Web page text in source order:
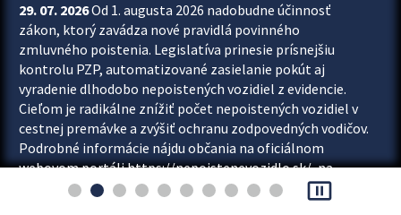
29. 07. 2026Od 1. augusta 2026 nadobudne účinnosť
zákon, ktorý zavádza nové pravidlá povinného
zmluvného poistenia. Legislatíva prinesie prísnejšiu
kontrolu PZP, automatizované zasielanie pokút aj
vyradenie dlhodobo nepoistených vozidiel z evidencie.
Cieľom je radikálne znížiť počet nepoistených vozidiel v
cestnej premávke a zvýšiť ochranu zodpovedných vodičov.
Podrobné informácie nájdu občania na oficiálnom
webovom portáli https://nepoistenevozidlo.sk/, na
ktorom od augusta pribudne aj možnosť overiť si...
pause_presentation